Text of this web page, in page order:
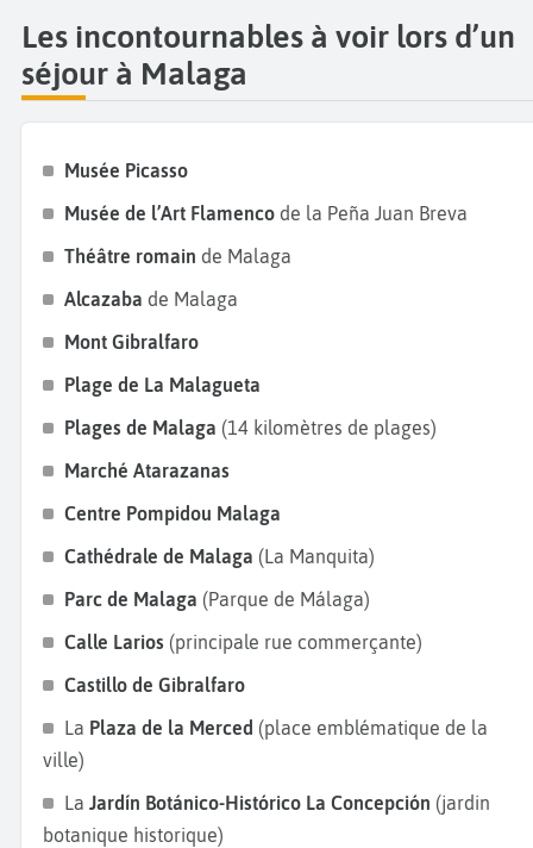
Les incontournables à voir lors d’un
séjour à Malaga
Musée Picasso
Musée de l’Art Flamenco de la Peña Juan Breva
Théâtre romain de Malaga
Alcazaba de Malaga
Mont Gibralfaro
Plage de La Malagueta
Plages de Malaga (14 kilomètres de plages)
Marché Atarazanas
Centre Pompidou Malaga
Cathédrale de Malaga (La Manquita)
Parc de Malaga (Parque de Málaga)
Calle Larios (principale rue commerçante)
Castillo de Gibralfaro
La Plaza de la Merced (place emblématique de la
ville)
La Jardín Botánico-Histórico La Concepción (jardin
botanique historique)